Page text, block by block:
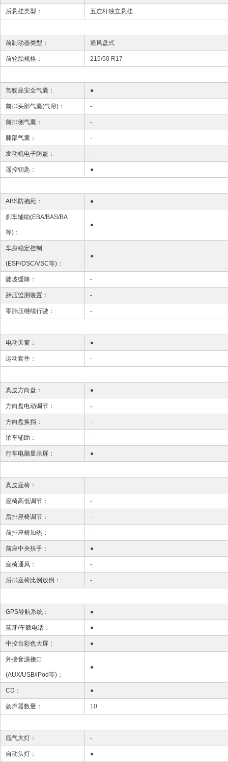
后悬挂类型： 五连杆独立悬挂
前制动器类型： 通风盘式
前轮胎规格： 215/50 R17
驾驶座安全气囊： ●
前排头部气囊(气帘)： -
前排侧气囊： -
膝部气囊： -
发动机电子防盗： -
遥控钥匙： ●
ABS防抱死： ●
刹车辅助(EBA/BAS/BA
等)：
●
车身稳定控制
(ESP/DSC/VSC等)：
●
陡坡缓降： -
胎压监测装置： -
零胎压继续行驶： -
电动天窗： ●
运动套件： -
真皮方向盘： ●
方向盘电动调节： -
方向盘换挡： -
泊车辅助： -
行车电脑显示屏： ●
真皮座椅：
座椅高低调节： -
后排座椅调节： -
前排座椅加热： -
前座中央扶手： ●
座椅通风： -
后排座椅比例放倒： -
GPS导航系统： ●
蓝牙/车载电话： ●
中控台彩色大屏： ●
外接音源接口
(AUX/USB/iPod等)：
●
CD： ●
扬声器数量： 10
氙气大灯： -
自动头灯： ●